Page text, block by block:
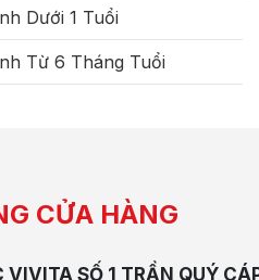
Dưới 1 Tuổi
Từ 6 Tháng Tuổi
CỬA HÀNG
VIVITA SỐ 1 TRẦN QUÝ